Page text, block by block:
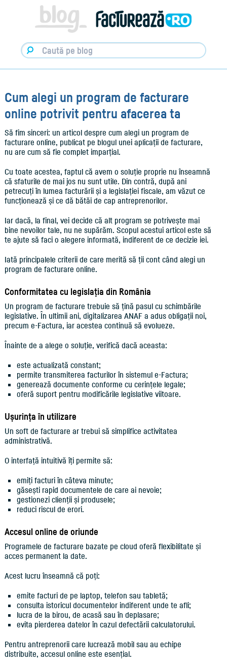
Factureaza.ro
Cum alegi un program de facturare
online potrivit pentru afacerea ta
Să fim sinceri: un articol despre cum alegi un program de
facturare online, publicat pe blogul unei aplicații de facturare,
nu are cum să fie complet imparțial.
Cu toate acestea, faptul că avem o soluție proprie nu înseamnă
că sfaturile de mai jos nu sunt utile. Din contră, după ani
petrecuți în lumea facturării și a legislației fiscale, am văzut ce
funcționează și ce dă bătăi de cap antreprenorilor.
Iar dacă, la final, vei decide că alt program se potrivește mai
bine nevoilor tale, nu ne supărăm. Scopul acestui articol este să
te ajute să faci o alegere informată, indiferent de ce decizie iei.
Iată principalele criterii de care merită să ții cont când alegi un
program de facturare online.
Conformitatea cu legislația din România
Un program de facturare trebuie să țină pasul cu schimbările
legislative. În ultimii ani, digitalizarea ANAF a adus obligații noi,
precum e-Factura, iar acestea continuă să evolueze.
Înainte de a alege o soluție, verifică dacă aceasta:
este actualizată constant;
permite transmiterea facturilor în sistemul e-Factura;
generează documente conforme cu cerințele legale;
oferă suport pentru modificările legislative viitoare.
Ușurința în utilizare
Un soft de facturare ar trebui să simplifice activitatea
administrativă.
O interfață intuitivă îți permite să:
emiți facturi în câteva minute;
găsești rapid documentele de care ai nevoie;
gestionezi clienții și produsele;
reduci riscul de erori.
Accesul online de oriunde
Programele de facturare bazate pe cloud oferă flexibilitate și
acces permanent la date.
Acest lucru înseamnă că poți:
emite facturi de pe laptop, telefon sau tabletă;
consulta istoricul documentelor indiferent unde te afli;
lucra de la birou, de acasă sau în deplasare;
evita pierderea datelor în cazul defectării calculatorului.
Pentru antreprenorii care lucrează mobil sau au echipe
distribuite, accesul online este esențial.